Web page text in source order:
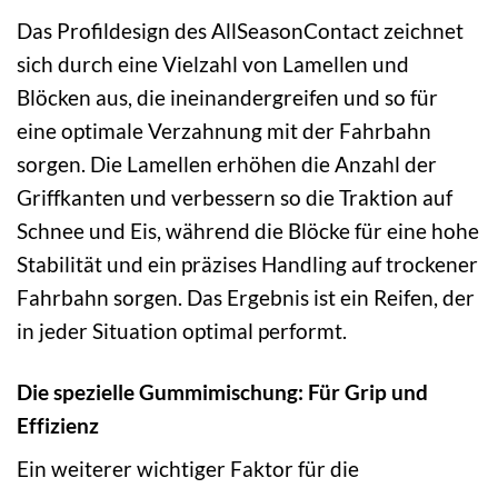
Das Profildesign des AllSeasonContact zeichnet
sich durch eine Vielzahl von Lamellen und
Blöcken aus, die ineinandergreifen und so für
eine optimale Verzahnung mit der Fahrbahn
sorgen. Die Lamellen erhöhen die Anzahl der
Griffkanten und verbessern so die Traktion auf
Schnee und Eis, während die Blöcke für eine hohe
Stabilität und ein präzises Handling auf trockener
Fahrbahn sorgen. Das Ergebnis ist ein Reifen, der
in jeder Situation optimal performt.
Die spezielle Gummimischung: Für Grip und
Effizienz
Ein weiterer wichtiger Faktor für die